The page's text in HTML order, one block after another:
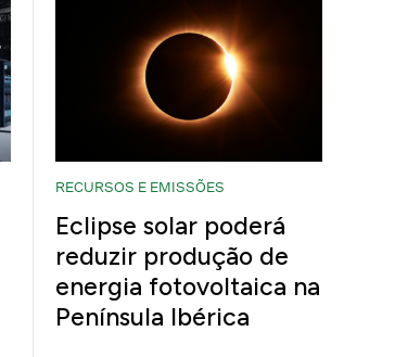
RECURSOS E EMISSÕES
Eclipse solar poderá
reduzir produção de
energia fotovoltaica na
Península Ibérica